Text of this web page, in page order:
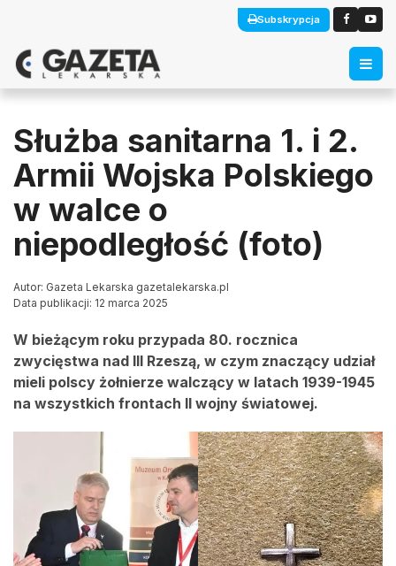
Subskrypcja
Służba sanitarna 1. i 2.
Armii Wojska Polskiego
w walce o
niepodległość (foto)
Autor: Gazeta Lekarska gazetalekarska.pl
Data publikacji: 12 marca 2025
W bieżącym roku przypada 80. rocznica
zwycięstwa nad III Rzeszą, w czym znaczący udział
mieli polscy żołnierze walczący w latach 1939-1945
na wszystkich frontach II wojny światowej.